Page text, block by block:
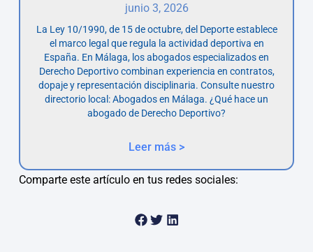
junio 3, 2026
La Ley 10/1990, de 15 de octubre, del Deporte establece
el marco legal que regula la actividad deportiva en
España. En Málaga, los abogados especializados en
Derecho Deportivo combinan experiencia en contratos,
dopaje y representación disciplinaria. Consulte nuestro
directorio local: Abogados en Málaga. ¿Qué hace un
abogado de Derecho Deportivo?
Leer más >
Comparte este artículo en tus redes sociales: